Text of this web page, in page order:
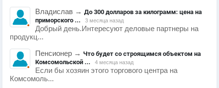
Владислав → До 300 долларов за килограмм: цена на
приморского ...
3 месяца назад
Добрый день.Интересуют деловые партнеры на
продукц...
Пенсионер → Что будет со строящимся объектом на
Комсомольской ...
4 месяца назад
Если бы хозяин этого торгового центра на
Комсомоль...